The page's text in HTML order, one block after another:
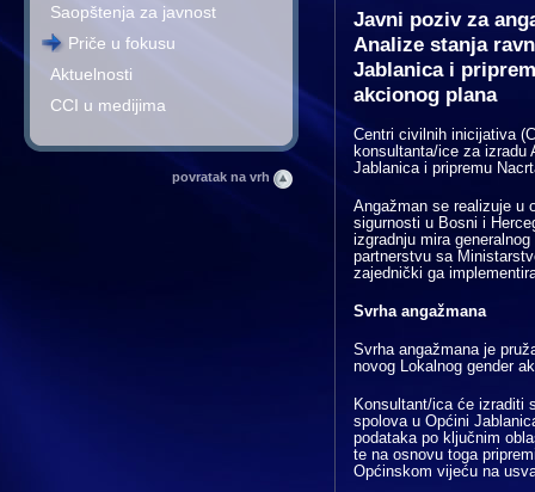
Saopštenja za javnost
Priče u fokusu
Aktuelnosti
CCI u medijima
povratak na vrh
Javni poziv za
Analize stanja
Jablanica i
akcionog plana
Centri civilnih inicijativa
konsultanta/ice za izradu
Jablanica i pripremu
Angažman se realizuje u
sigurnosti u Bosni i
izgradnju mira
partnerstvu sa
zajednički ga
Svrha angažmana
Svrha angažmana je
novog Lokalnog gender
Konsultant/ica će izraditi
spolova u Općini
podataka po ključnim
te na osnovu toga
Općinskom vijeću na